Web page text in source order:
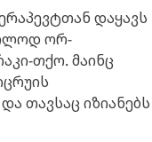
დაყავს
ორ-
თქო. მაინც
თავსაც იზიანებს